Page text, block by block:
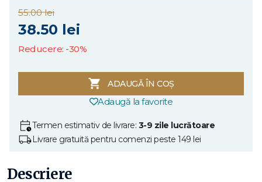
55.00 lei
38.50 lei
Reducere: -30%
ADAUGĂ ÎN COȘ
Adaugă la favorite
Termen estimativ de livrare: 3-9 zile lucrătoare
Livrare gratuită pentru comenzi peste 149 lei
Descriere